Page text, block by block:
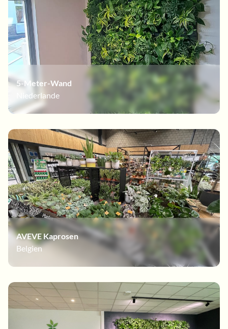
5-Meter-Wand
Niederlande
AVEVE Kaprosen
Belgien